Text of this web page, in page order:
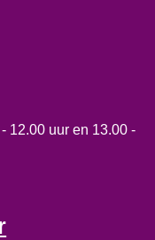
12.00 uur en 13.00 -